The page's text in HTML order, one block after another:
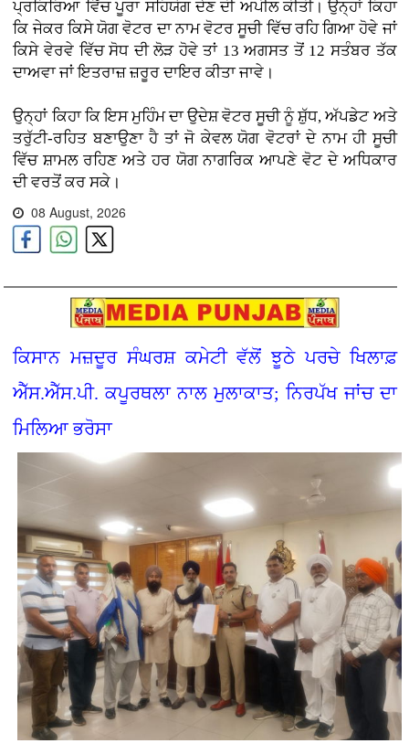
ਪ੍ਰਕਿਰਿਆ ਵਿੱਚ ਪੂਰਾ ਸਹਿਯੋਗ ਦੇਣ ਦੀ ਅਪੀਲ ਕੀਤੀ। ਉਨ੍ਹਾਂ ਕਿਹਾ
ਕਿ ਜੇਕਰ ਕਿਸੇ ਯੋਗ ਵੋਟਰ ਦਾ ਨਾਮ ਵੋਟਰ ਸੂਚੀ ਵਿੱਚ ਰਹਿ ਗਿਆ ਹੋਵੇ ਜਾਂ
ਕਿਸੇ ਵੇਰਵੇ ਵਿੱਚ ਸੋਧ ਦੀ ਲੋੜ ਹੋਵੇ ਤਾਂ 13 ਅਗਸਤ ਤੋਂ 12 ਸਤੰਬਰ ਤੱਕ
ਦਾਅਵਾ ਜਾਂ ਇਤਰਾਜ਼ ਜ਼ਰੂਰ ਦਾਇਰ ਕੀਤਾ ਜਾਵੇ।
ਉਨ੍ਹਾਂ ਕਿਹਾ ਕਿ ਇਸ ਮੁਹਿੰਮ ਦਾ ਉਦੇਸ਼ ਵੋਟਰ ਸੂਚੀ ਨੂੰ ਸ਼ੁੱਧ, ਅੱਪਡੇਟ ਅਤੇ
ਤਰੁੱਟੀ-ਰਹਿਤ ਬਣਾਉਣਾ ਹੈ ਤਾਂ ਜੋ ਕੇਵਲ ਯੋਗ ਵੋਟਰਾਂ ਦੇ ਨਾਮ ਹੀ ਸੂਚੀ
ਵਿੱਚ ਸ਼ਾਮਲ ਰਹਿਣ ਅਤੇ ਹਰ ਯੋਗ ਨਾਗਰਿਕ ਆਪਣੇ ਵੋਟ ਦੇ ਅਧਿਕਾਰ
ਦੀ ਵਰਤੋਂ ਕਰ ਸਕੇ।
08 August, 2026
ਕਿਸਾਨ ਮਜ਼ਦੂਰ ਸੰਘਰਸ਼ ਕਮੇਟੀ ਵੱਲੋਂ ਝੂਠੇ ਪਰਚੇ ਖਿਲਾਫ਼
ਐੱਸ.ਐੱਸ.ਪੀ. ਕਪੂਰਥਲਾ ਨਾਲ ਮੁਲਾਕਾਤ; ਨਿਰਪੱਖ ਜਾਂਚ ਦਾ
ਮਿਲਿਆ ਭਰੋਸਾ